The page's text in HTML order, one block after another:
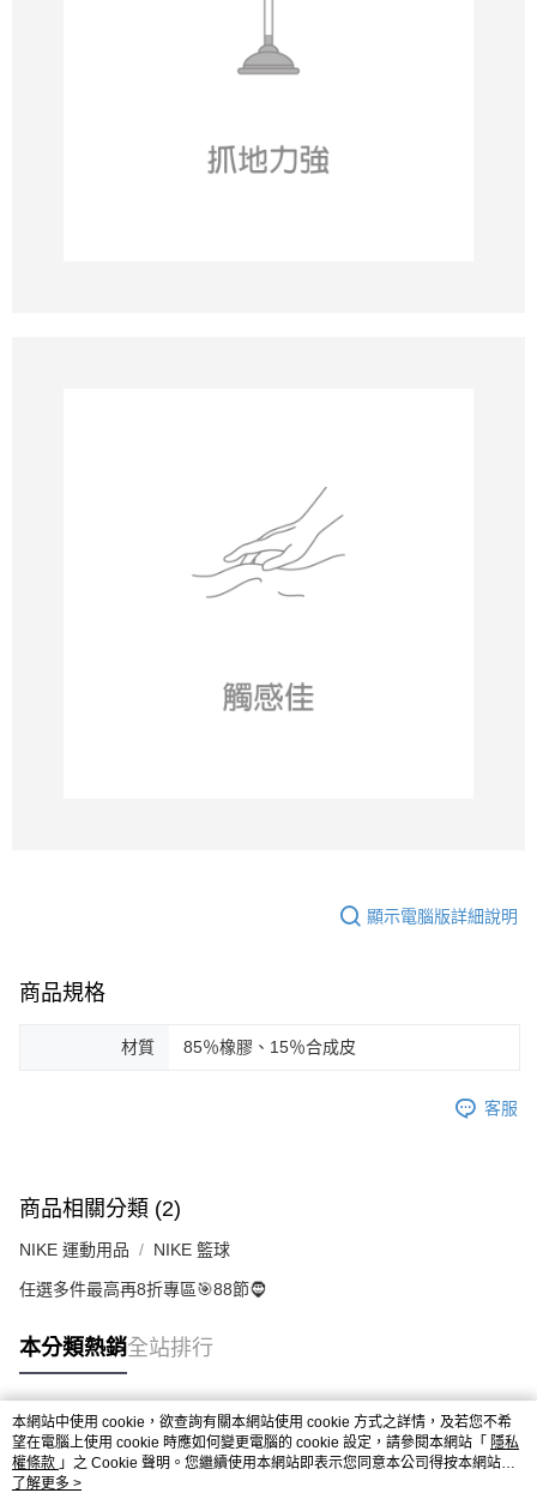
顯示電腦版詳細說明
商品規格
材質 85％橡膠、15％合成皮
客服
商品相關分類 (2)
NIKE 運動用品 NIKE 籃球
任選多件最高再8折專區🎯88節🧔
本分類熱銷全站排行
熱門標籤
本網站中使用 cookie，欲查詢有關本網站使用 cookie 方式之詳情，及若您不希
望在電腦上使用 cookie 時應如何變更電腦的 cookie 設定，請參閱本網站「 隱私
權條款 」之 Cookie 聲明。您繼續使用本網站即表示您同意本公司得按本網站使
用條款之 Cookie 聲明使用 cookie。
了解更多 >